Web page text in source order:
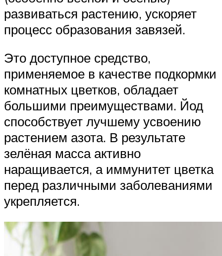
развиваться растению, ускоряет
процесс образования завязей.
Это доступное средство,
применяемое в качестве подкормки
комнатных цветков, обладает
большими преимуществами. Йод
способствует лучшему усвоению
растением азота. В результате
зелёная масса активно
наращивается, а иммунитет цветка
перед различными заболеваниями
укрепляется.